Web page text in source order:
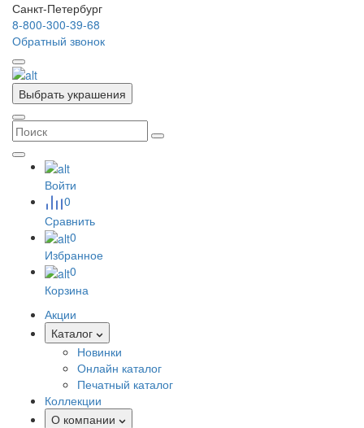
Санкт-Петербург
8-800-300-39-68
Обратный звонок
Выбрать украшения
Войти
0
Сравнить
0
Избранное
0
Корзина
Акции
Каталог
Новинки
Онлайн каталог
Печатный каталог
Коллекции
О компании